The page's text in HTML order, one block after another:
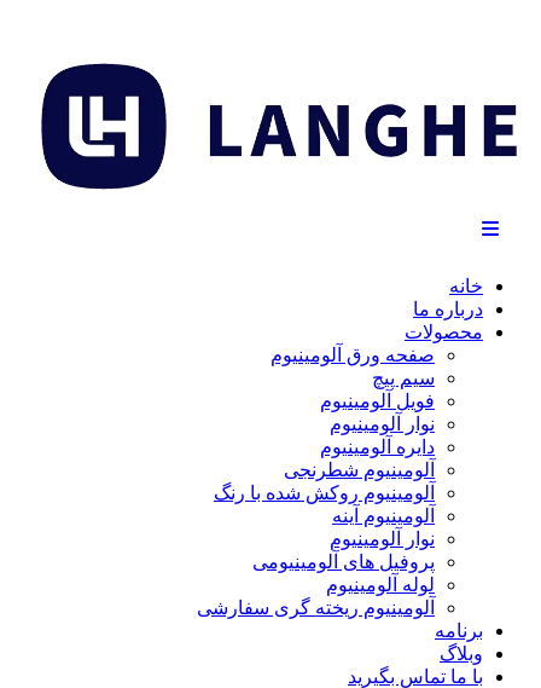
خانه
درباره ما
محصولات
صفحه ورق آلومینیوم
سیم پیچ
فویل آلومینیوم
نوار آلومینیوم
دایره آلومینیوم
آلومینیوم شطرنجی
آلومینیوم روکش شده با رنگ
آلومینیوم آینه
نوار آلومینیوم
پروفیل های آلومینیومی
لوله آلومینیوم
آلومینیوم ریخته گری سفارشی
برنامه
وبلاگ
با ما تماس بگیرید